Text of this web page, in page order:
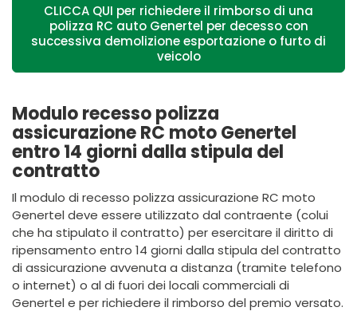
CLICCA QUI per richiedere il rimborso di una
polizza RC auto Genertel per decesso con
successiva demolizione esportazione o furto di
veicolo
Modulo recesso polizza
assicurazione RC moto Genertel
entro 14 giorni dalla stipula del
contratto
Il modulo di recesso polizza assicurazione RC moto
Genertel deve essere utilizzato dal contraente (colui
che ha stipulato il contratto) per esercitare il diritto di
ripensamento entro 14 giorni dalla stipula del contratto
di assicurazione avvenuta a distanza (tramite telefono
o internet) o al di fuori dei locali commerciali di
Genertel e per richiedere il rimborso del premio versato.